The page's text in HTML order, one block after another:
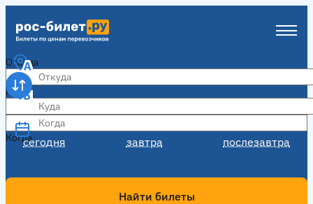
Откуда
Куда
Когда
сегодня завтра послезавтра
Когда
Найти билеты